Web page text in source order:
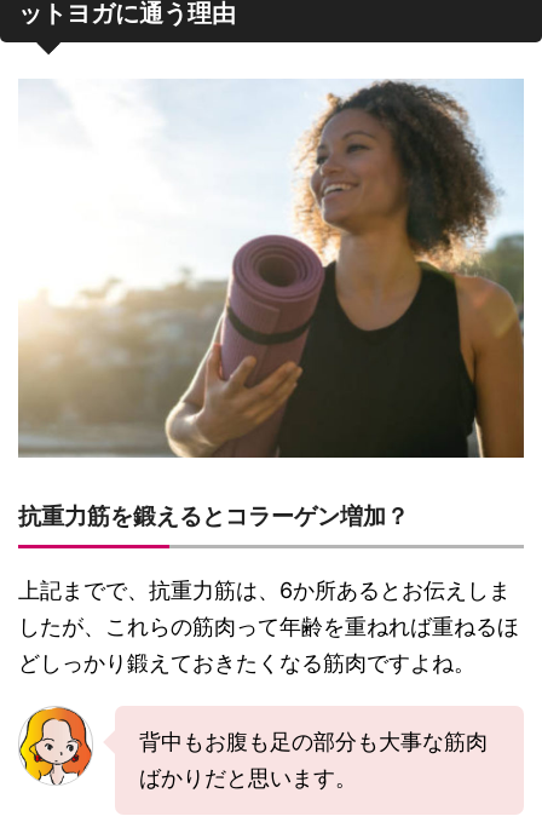
ットヨガに通う理由
抗重力筋を鍛えるとコラーゲン増加？
上記までで、抗重力筋は、6か所あるとお伝えしま
したが、これらの筋肉って年齢を重ねれば重ねるほ
どしっかり鍛えておきたくなる筋肉ですよね。
背中もお腹も足の部分も大事な筋肉
ばかりだと思います。